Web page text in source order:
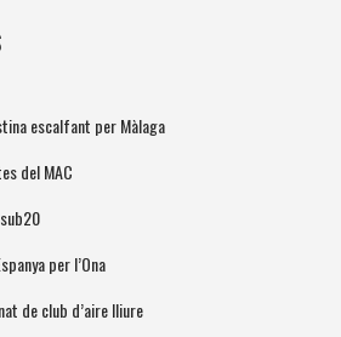
escalfant per Màlaga
del MAC
per l’Ona
de club d’aire lliure